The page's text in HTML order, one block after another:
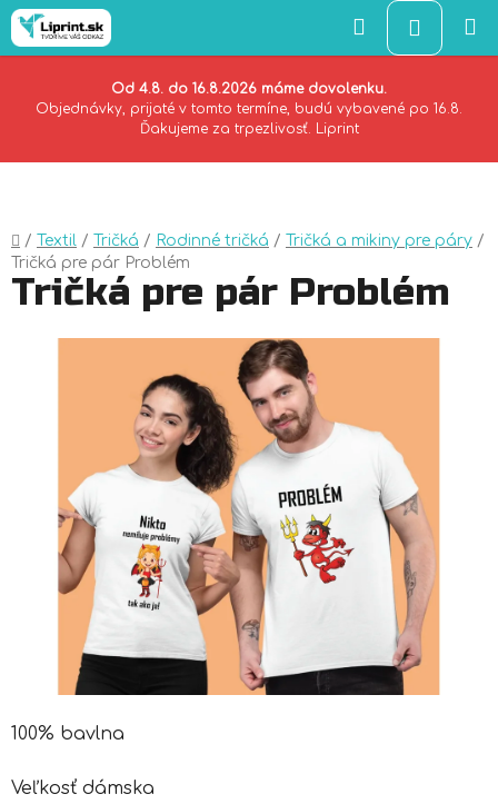
Od 4.8. do 16.8.2026 máme dovolenku.
Objednávky, prijaté v tomto termíne, budú vybavené po 16.8.
Ďakujeme za trpezlivosť. Liprint
Hľadať
KOŠÍK
Domov
/ Textil / Tričká / Rodinné tričká / Tričká a mikiny pre páry /
Tričká pre pár Problém
100% bavlna
Veľkosť dámska
Tričká pre pár Problém